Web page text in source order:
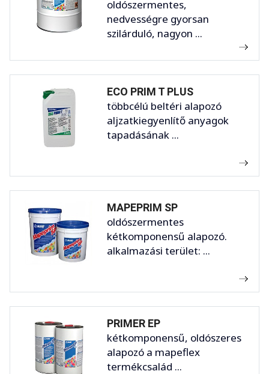
oldószermentes,
nedvességre gyorsan
szilárduló, nagyon ...
ECO PRIM T PLUS
többcélú beltéri alapozó
aljzatkiegyenlítő anyagok
tapadásának ...
MAPEPRIM SP
oldószermentes
kétkomponensű alapozó.
alkalmazási terület: ...
PRIMER EP
kétkomponensű, oldószeres
alapozó a mapeflex
termékcsalád ...